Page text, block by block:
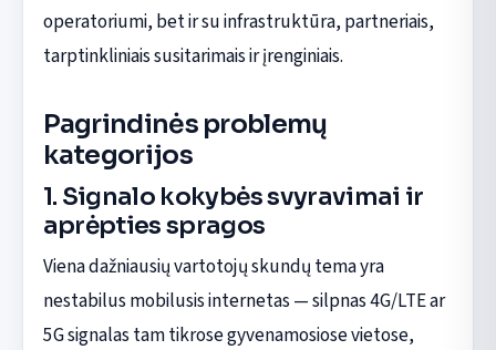
operatoriumi, bet ir su infrastruktūra, partneriais,
tarptinkliniais susitarimais ir įrenginiais.
Pagrindinės problemų
kategorijos
1. Signalo kokybės svyravimai ir
aprėpties spragos
Viena dažniausių vartotojų skundų tema yra
nestabilus mobilusis internetas — silpnas 4G/LTE ar
5G signalas tam tikrose gyvenamosiose vietose,